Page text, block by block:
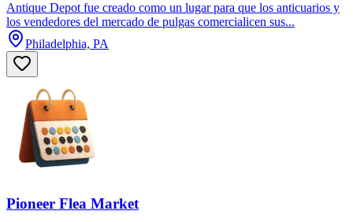
Antique Depot fue creado como un lugar para que los anticuarios y
los vendedores del mercado de pulgas comercialicen sus...
Philadelphia, PA
Pioneer Flea Market